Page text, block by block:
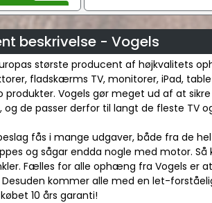
inkl. Wiim Amp
Se alle
beskrivelse - Vogels
største producent af højkvalitets
fladskærms TV, monitorer, iPad,
produkter. Vogels gør meget ud af at
og de passer derfor til langt de fleste TV
fås i mange udgaver, både fra de
og sågar endda nogle med motor.
Fælles for alle ophæng fra Vogels er
kommer alle med en let-
10 års garanti!